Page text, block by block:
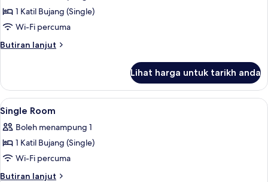
untuk
Single
Room
1 Katil Bujang (Single)
Wi-Fi percuma
Butiran lanjut
Butiran
Room
Lihat harga untuk tarikh anda
Lihat
semua
foto
untuk
Single
Room
Peralatan tempat tidur premium,
2
Single Room
Boleh menampung 1
1 Katil Bujang (Single)
Wi-Fi percuma
Butiran lanjut
Butiran